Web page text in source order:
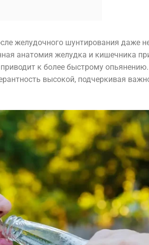
желудочного шунтирования даже
анатомия желудка и кишечника
к более быстрому
высокой, подчеркивая